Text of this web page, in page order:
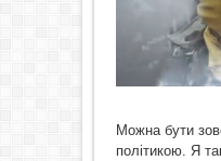
Можна бути
політикою. Я